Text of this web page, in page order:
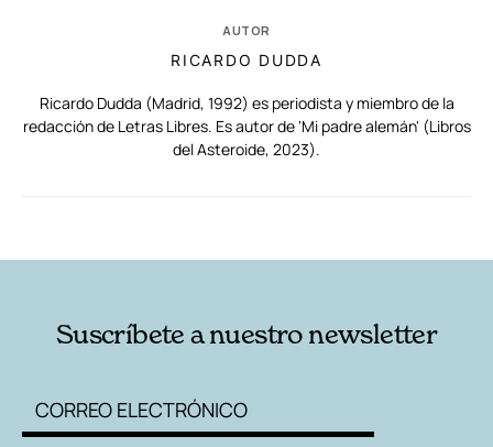
AUTOR
RICARDO DUDDA
Ricardo Dudda (Madrid, 1992) es periodista y miembro de la
redacción de Letras Libres. Es autor de 'Mi padre alemán' (Libros
del Asteroide, 2023).
Suscríbete a nuestro newsletter